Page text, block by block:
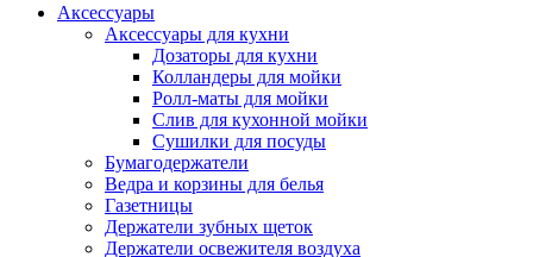
Аксессуары
Аксессуары для кухни
Дозаторы для кухни
Колландеры для мойки
Ролл-маты для мойки
Слив для кухонной мойки
Сушилки для посуды
Бумагодержатели
Ведра и корзины для белья
Газетницы
Держатели зубных щеток
Держатели освежителя воздуха